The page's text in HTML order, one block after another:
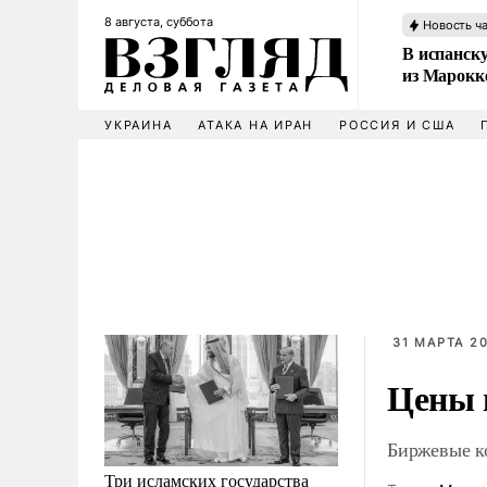
8 августа, суббота Новость
В
из
УКРАИНА АТАКА НА ИРАН РОССИЯ И США
Три исламских государства
31 МАРТА
Цены
Биржевые